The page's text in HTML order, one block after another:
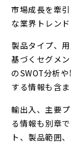
市場成長を牽
な業界トレン
製品タイプ、
基づくセグメ
のSWOT分析
する情報も含ま
輸出入、主要
る情報も別章
ト、製品範囲